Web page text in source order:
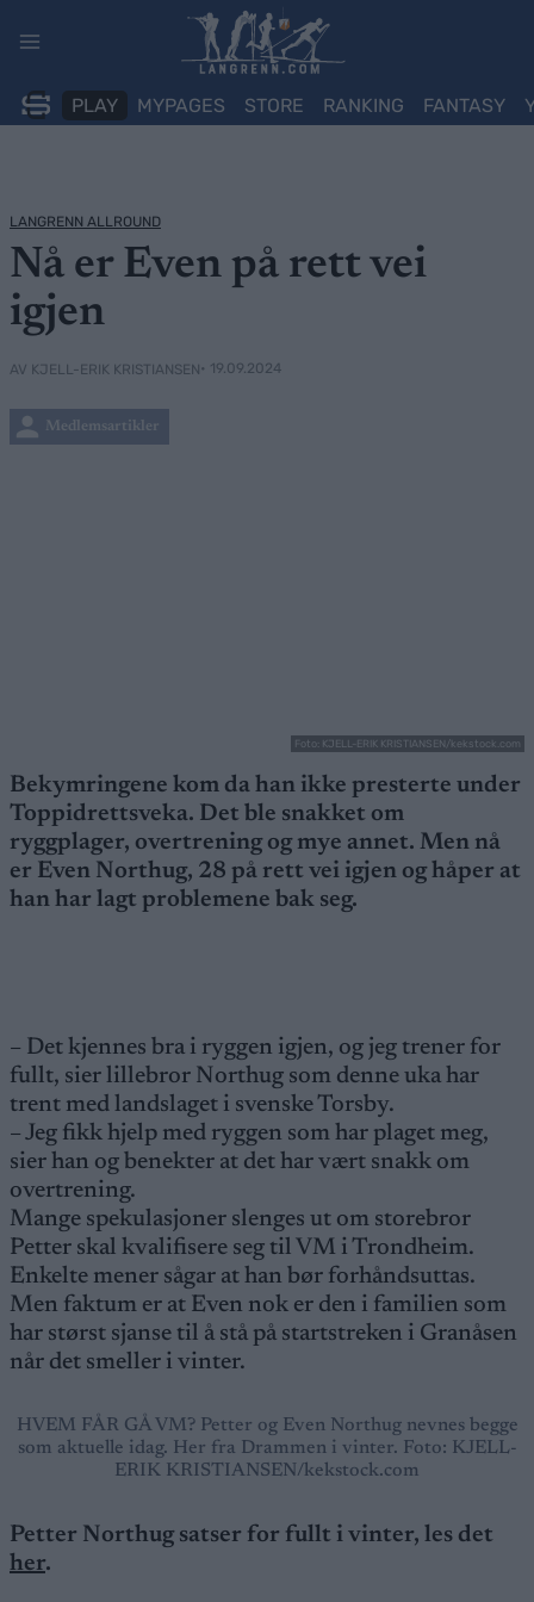
PLAY MYPAGES STORE RANKING FANTASY
LANGRENN ALLROUND
Nå er Even på rett vei
igjen
AV KJELL-ERIK KRISTIANSEN• 19.09.2024
Medlemsartikler
Foto: KJELL-ERIK KRISTIANSEN/kekstock.com
Bekymringene kom da han ikke presterte under
Toppidrettsveka. Det ble snakket om
ryggplager, overtrening og mye annet. Men nå
er Even Northug, 28 på rett vei igjen og håper at
han har lagt problemene bak seg.
– Det kjennes bra i ryggen igjen, og jeg trener for
fullt, sier lillebror Northug som denne uka har
trent med landslaget i svenske Torsby.
– Jeg fikk hjelp med ryggen som har plaget meg,
sier han og benekter at det har vært snakk om
overtrening.
Mange spekulasjoner slenges ut om storebror
Petter skal kvalifisere seg til VM i Trondheim.
Enkelte mener sågar at han bør forhåndsuttas.
Men faktum er at Even nok er den i familien som
har størst sjanse til å stå på startstreken i Granåsen
når det smeller i vinter.
HVEM FÅR GÅ VM? Petter og Even Northug nevnes begge
som aktuelle idag. Her fra Drammen i vinter. Foto: KJELL-
ERIK KRISTIANSEN/kekstock.com
Petter Northug satser for fullt i vinter, les det
her.